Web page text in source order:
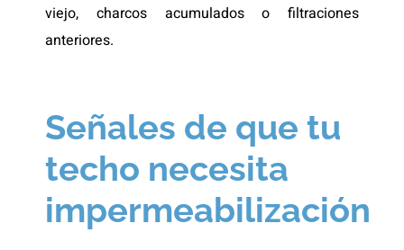
viejo, charcos acumulados o filtraciones
anteriores.
Señales de que tu
techo necesita
impermeabilización